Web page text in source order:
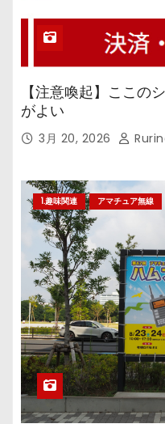
【注意喚起】ここの
がよい
3月 20, 2026
1.趣味関連 アマチュア無線